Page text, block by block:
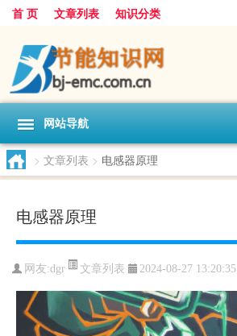
首 页 文章列表 知识分类
网站导航
> 文章列表 > 电感器原理
电感器原理
网友:dgr 文章列表 2024-08-27 13:20:35